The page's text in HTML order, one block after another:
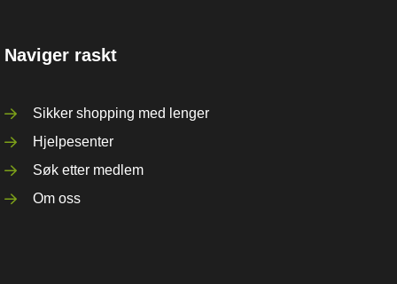
Naviger raskt
Sikker shopping med lenger
Hjelpesenter
Søk etter medlem
Om oss